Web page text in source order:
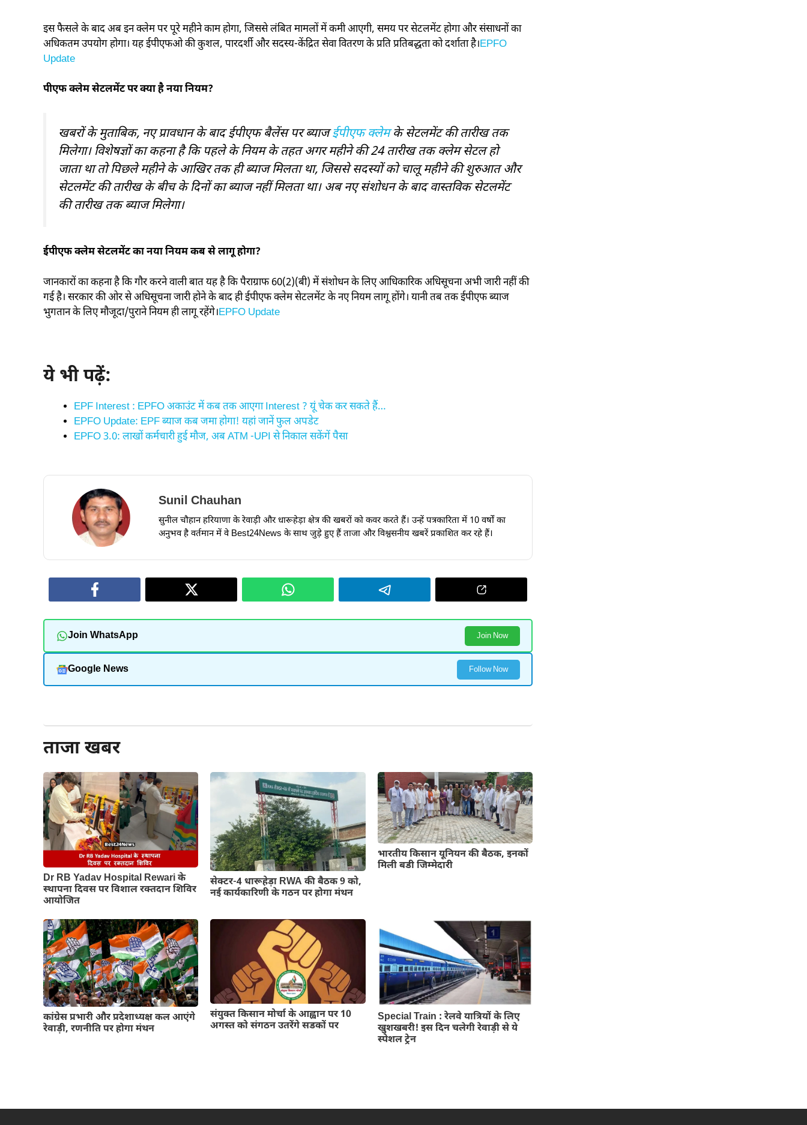
इस फैसले के बाद अब इन क्लेम पर पूरे महीने काम होगा, जिससे लंबित मामलों में कमी आएगी, समय पर सेटलमेंट होगा और संसाधनों का
अधिकतम उपयोग होगा। यह ईपीएफओ की कुशल, पारदर्शी और सदस्य-केंद्रित सेवा वितरण के प्रति प्रतिबद्धता को दर्शाता है।EPFO
Update
पीएफ क्लेम सेटलमेंट पर क्या है नया नियम?
खबरों के मुताबिक, नए प्रावधान के बाद ईपीएफ बैलेंस पर ब्याजईपीएफ क्लेमके सेटलमेंट की तारीख तक
मिलेगा। विशेषज्ञों का कहना है कि पहले के नियम के तहत अगर महीने की 24 तारीख तक क्लेम सेटल हो
जाता था तो पिछले महीने के आखिर तक ही ब्याज मिलता था, जिससे सदस्यों को चालू महीने की शुरुआत और
सेटलमेंट की तारीख के बीच के दिनों का ब्याज नहीं मिलता था। अब नए संशोधन के बाद वास्तविक सेटलमेंट
की तारीख तक ब्याज मिलेगा।
ईपीएफ क्लेम सेटलमेंट का नया नियम कब से लागू होगा?
जानकारों का कहना है कि गौर करने वाली बात यह है कि पैराग्राफ 60(2)(बी) में संशोधन के लिए आधिकारिक अधिसूचना अभी जारी नहीं की
गई है। सरकार की ओर से अधिसूचना जारी होने के बाद ही ईपीएफ क्लेम सेटलमेंट के नए नियम लागू होंगे। यानी तब तक ईपीएफ ब्याज
भुगतान के लिए मौजूदा/पुराने नियम ही लागू रहेंगे।EPFO Update
ये भी पढ़ें:
EPF Interest : EPFO अकाउंट में कब तक आएगा Interest ? यूं चेक कर सकते हैं…
EPFO Update: EPF ब्याज कब जमा होगा! यहां जानें फुल अपडेट
EPFO 3.0: लाखों कर्मचारी हुई मौज, अब ATM -UPI से निकाल सकेंगें पैसा
Sunil Chauhan
सुनील चौहान हरियाणा के रेवाड़ी और धारूहेड़ा क्षेत्र की खबरों को कवर करते हैं। उन्हें पत्रकारिता में 10 वर्षों का
अनुभव है वर्तमान में वे Best24News के साथ जुड़े हुए हैं ताजा और विश्वसनीय खबरें प्रकाशित कर रहे हैं।
Join WhatsApp Join Now
Google News Follow Now
ताजा खबर
Dr RB Yadav Hospital Rewari के
स्थापना दिवस पर विशाल रक्तदान शिविर
आयोजित
सेक्टर-4 धारूहेड़ा RWA की बैठक 9 को,
नई कार्यकारिणी के गठन पर होगा मंथन
भारतीय किसान यूनियन की बैठक, इनकों
मिली बडी जिम्मेदारी
कांग्रेस प्रभारी और प्रदेशाध्यक्ष कल आएंगे
रेवाड़ी, रणनीति पर होगा मंथन
संयुक्त किसान मोर्चा के आह्वान पर 10
अगस्त को संगठन उतरेंगे सडकों पर
Special Train : रेलवे यात्रियों के लिए
खुशखबरी! इस दिन चलेगी रेवाड़ी से ये
स्पेशल ट्रेन